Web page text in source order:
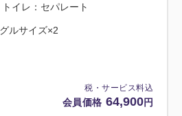
税・サービス料込
会員価格 64,900円
イレ：セパレート
ルサイズ×2